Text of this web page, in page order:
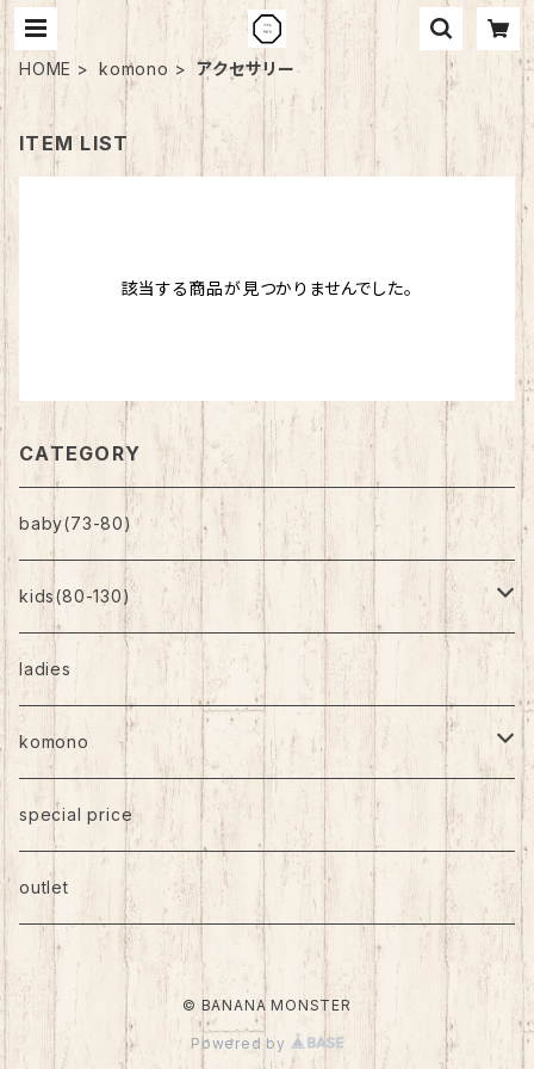
HOME komono アクセサリー
ITEM LIST
該当する商品が見つかりませんでした。
CATEGORY
baby(73-80)
kids(80-130)
トップス
ボトムス
ワンピース
ladies
komono
帽子
靴下
バッグ
アクセサリー
special price
outlet
© BANANA MONSTER
Powered by